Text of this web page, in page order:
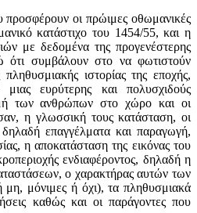
οι πρώιμες οθωμανικές
κατάστιχο του 1454/55, και η
με δεδομένα της προγενέστερης
ότι συμβάλουν στο να φωτιστούν
ιστορίας της εποχής,
ευρύτερης και πολυσχιδούς
των ανθρώπων στο χώρο και οι
η γλωσσική τους κατάσταση, οι
δηλαδή επαγγέλματα και παραγωγή,
η αποκατάσταση της εικόνας του
ενδιαφέροντος, δηλαδή η
ο χαρακτήρας αυτών των
μη, μόνιμες ή όχι), τα πληθυσμιακά
καθώς και οι παράγοντες που